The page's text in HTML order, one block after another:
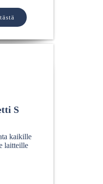
S
kaikille
laitteille